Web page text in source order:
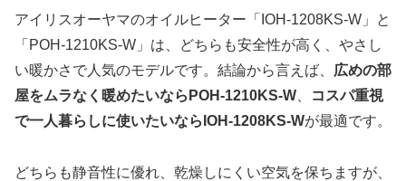
アイリスオーヤマのオイルヒーター「IOH-1208KS-W」と
「POH-1210KS-W」は、どちらも安全性が高く、やさし
い暖かさで人気のモデルです。結論から言えば、 広めの部
屋をムラなく暖めたいならPOH-1210KS-W
コスパ重視
で一人暮らしに使いたいならIOH-1208KS-Wが最適です。
どちらも静音性に優れ、乾燥しにくい空気を保ちますが、